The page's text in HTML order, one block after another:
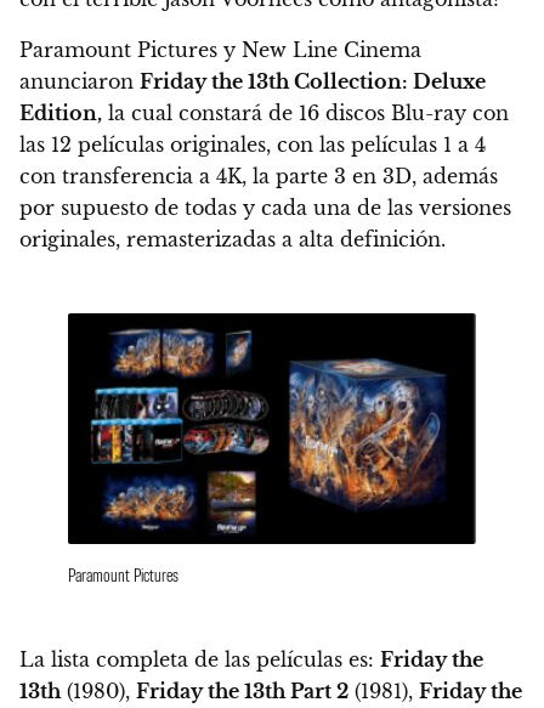
Paramount Pictures y New Line Cinema
anunciaron Friday the 13th Collection: Deluxe
Edition, la cual constará de 16 discos Blu-ray con
las 12 películas originales, con las películas 1 a 4
con transferencia a 4K, la parte 3 en 3D, además
por supuesto de todas y cada una de las versiones
originales, remasterizadas a alta definición.
Paramount Pictures
La lista completa de las películas es: Friday the
13th (1980), Friday the 13th Part 2 (1981), Friday the